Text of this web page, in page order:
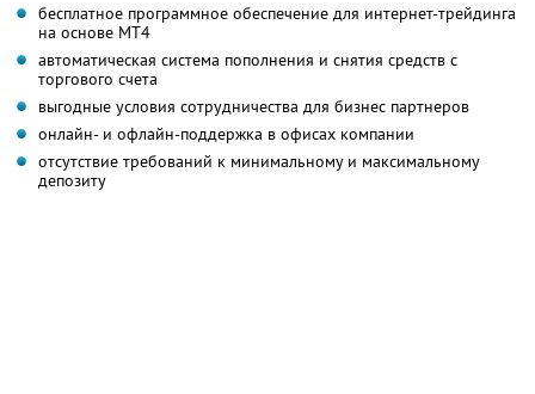
бесплатное программное обеспечение для интернет-трейдинга
на основе MT4
автоматическая система пополнения и снятия средств с
торгового счета
выгодные условия сотрудничества для бизнес партнеров
онлайн- и офлайн-поддержка в офисах компании
отсутствие требований к минимальному и максимальному
депозиту